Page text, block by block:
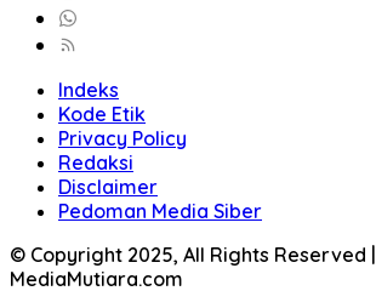
Indeks
Kode Etik
Privacy Policy
Redaksi
Disclaimer
Pedoman Media Siber
© Copyright 2025, All Rights Reserved |
MediaMutiara.com